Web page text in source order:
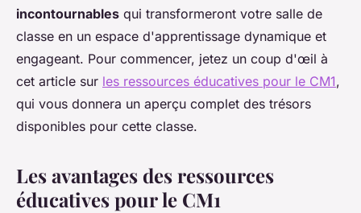
Nathan•16 janvier 2025 •8 min de lecture
incontournables qui transformeront votre salle de
classe en un espace d'apprentissage dynamique et
engageant. Pour commencer, jetez un coup d'œil à
cet article sur les ressources éducatives pour le CM1,
qui vous donnera un aperçu complet des trésors
disponibles pour cette classe.
Les avantages des ressources
éducatives pour le CM1